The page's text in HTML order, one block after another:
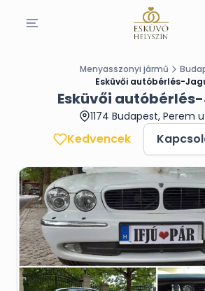
Menyasszonyi jármű
Esküvői autóbérlés-
Esküvői
1174 Budapest, Perem
Kedvencek